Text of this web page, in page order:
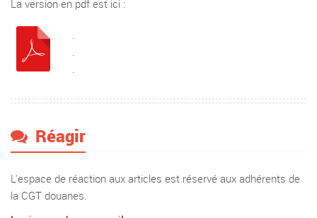
La version en pdf est ici :
.
.
.
Réagir
L'espace de réaction aux articles est réservé aux adhérents de
la CGT douanes.